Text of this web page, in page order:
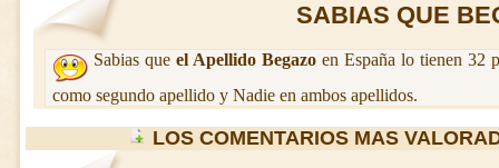
SABIAS QUE
Sabias que el Apellido Begazoen España lo tienen 32
como segundo apellido y Nadie en ambos apellidos.
LOS COMENTARIOS MAS